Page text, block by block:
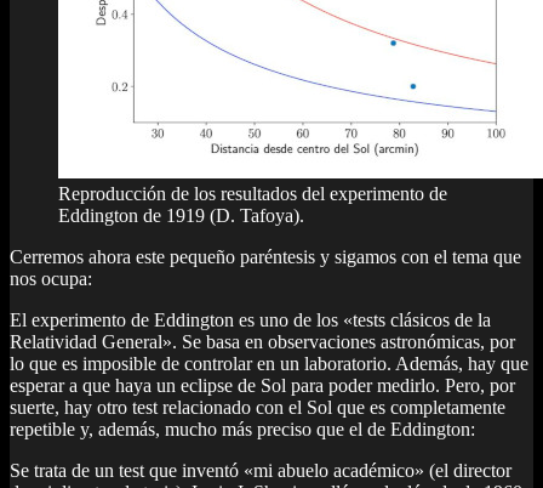
Reproducción de los resultados del experimento de
Eddington de 1919 (D. Tafoya).
Cerremos ahora este pequeño paréntesis y sigamos con el tema que
nos ocupa:
El experimento de Eddington es uno de los «tests clásicos de la
Relatividad General». Se basa en observaciones astronómicas, por
lo que es imposible de controlar en un laboratorio. Además, hay que
esperar a que haya un eclipse de Sol para poder medirlo. Pero, por
suerte, hay otro test relacionado con el Sol que es completamente
repetible y, además, mucho más preciso que el de Eddington:
Se trata de un test que inventó «mi abuelo académico» (el director